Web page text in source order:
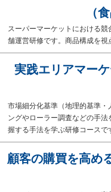
（
スーパーマーケットにおける
舗運営研修です。商品構成を視
実践エリアマー
市場細分化基準（地理的基準
ングやローラー調査などの手
握する手法を学ぶ研修コースで
顧客の購買を高め